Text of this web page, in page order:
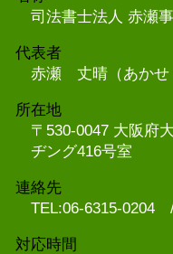
司法書士法人 赤瀬
代表者
赤瀬 丈晴（あかせ
所在地
〒530-0047 大阪府
ヂング416号室
連絡先
TEL:06-6315-0204
対応時間